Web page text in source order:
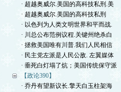
· 超越奥威尔.美国的高科技私刑.美
· 超越奥威尔.美国的高科技私刑
· 以色列为人类文明世界和平而战.
· 川总公布范例议程.关键州绝杀白
· 拯救美国唯有川普.我们人民相信
· 民主党左派是人民公敌. 左翼媒体
· 垂死白灯塌了炕；美国传统保守派
【政论390】
· 乔丹有望新议长.擎天白玉柱架海